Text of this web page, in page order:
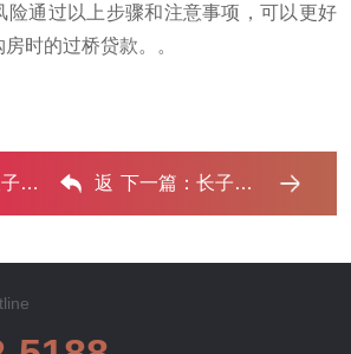
险‌通过以上步骤和注意事项，可以更好
时的过桥贷款。。
要什么手续？‌ 返 下一篇：长子房子不是自己的能去办理房屋抵押贷款吗？ ...‌